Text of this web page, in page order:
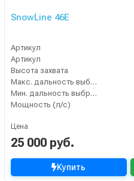
SnowLine 46E
Артикул
Артикул
Высота захвата
Макс. дальность выброса (м)
Мин. дальность выброса
Мощность (л/с)
Цена
25 000 руб.
Купить